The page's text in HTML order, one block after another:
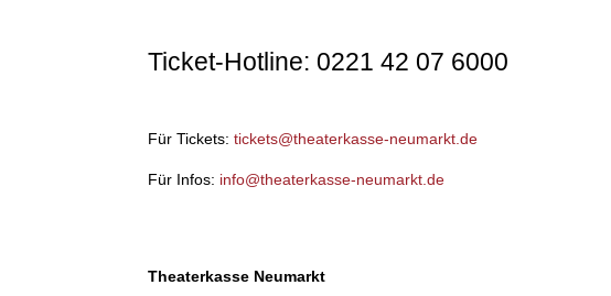
Ticket-Hotline: 0221 42 07 6000
Für Tickets: tickets@theaterkasse-neumarkt.de
Für Infos: info@theaterkasse-neumarkt.de
Theaterkasse Neumarkt